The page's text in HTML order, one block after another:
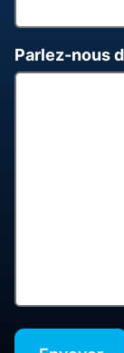
Parlez-nous